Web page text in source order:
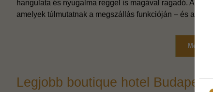
hangulata és nyugalma reggel is magával ragadó. A
amelyek túlmutatnak a megszállás funkcióján – és a
Legjobb boutique hotel